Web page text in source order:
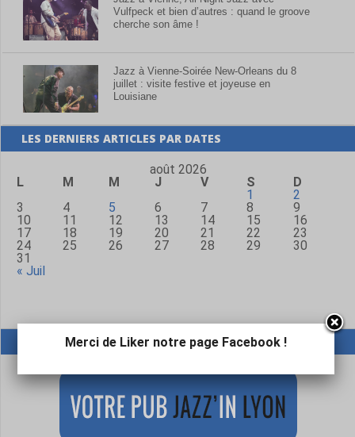
Vulfpeck et bien d’autres : quand le groove
cherche son âme !
Jazz à Vienne-Soirée New-Orleans du 8
juillet : visite festive et joyeuse en
Louisiane
LES DERNIERS ARTICLES PAR DATES
août 2026
L
M M J V S
D
1
2
3
4 5 6 7 8
9
10
11 12 13 14 15
16
17
18 19 20 21 22
23
24
25 26 27 28 29
30
31
« Juil
ANNONCEURSMerci de Liker notre page Facebook !